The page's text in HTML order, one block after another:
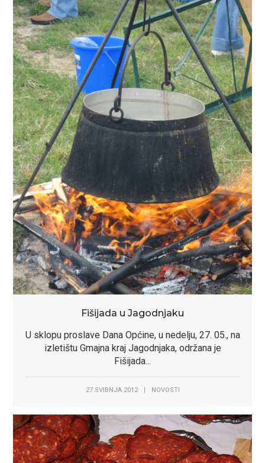
Fišijada u Jagodnjaku
U sklopu proslave Dana Općine, u nedelju, 27. 05., na
izletištu Gmajna kraj Jagodnjaka, održana je
Fišijada...
27 SVIBNJA 2012 | NOVOSTI